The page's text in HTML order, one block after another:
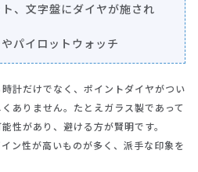
、文字盤にダイヤが施され
パイロットウォッチ
計だけでなく、ポイントダイヤがつい
ありません。たとえガラス製であって
性があり、避ける方が賢明です。
ン性が高いものが多く、派手な印象を